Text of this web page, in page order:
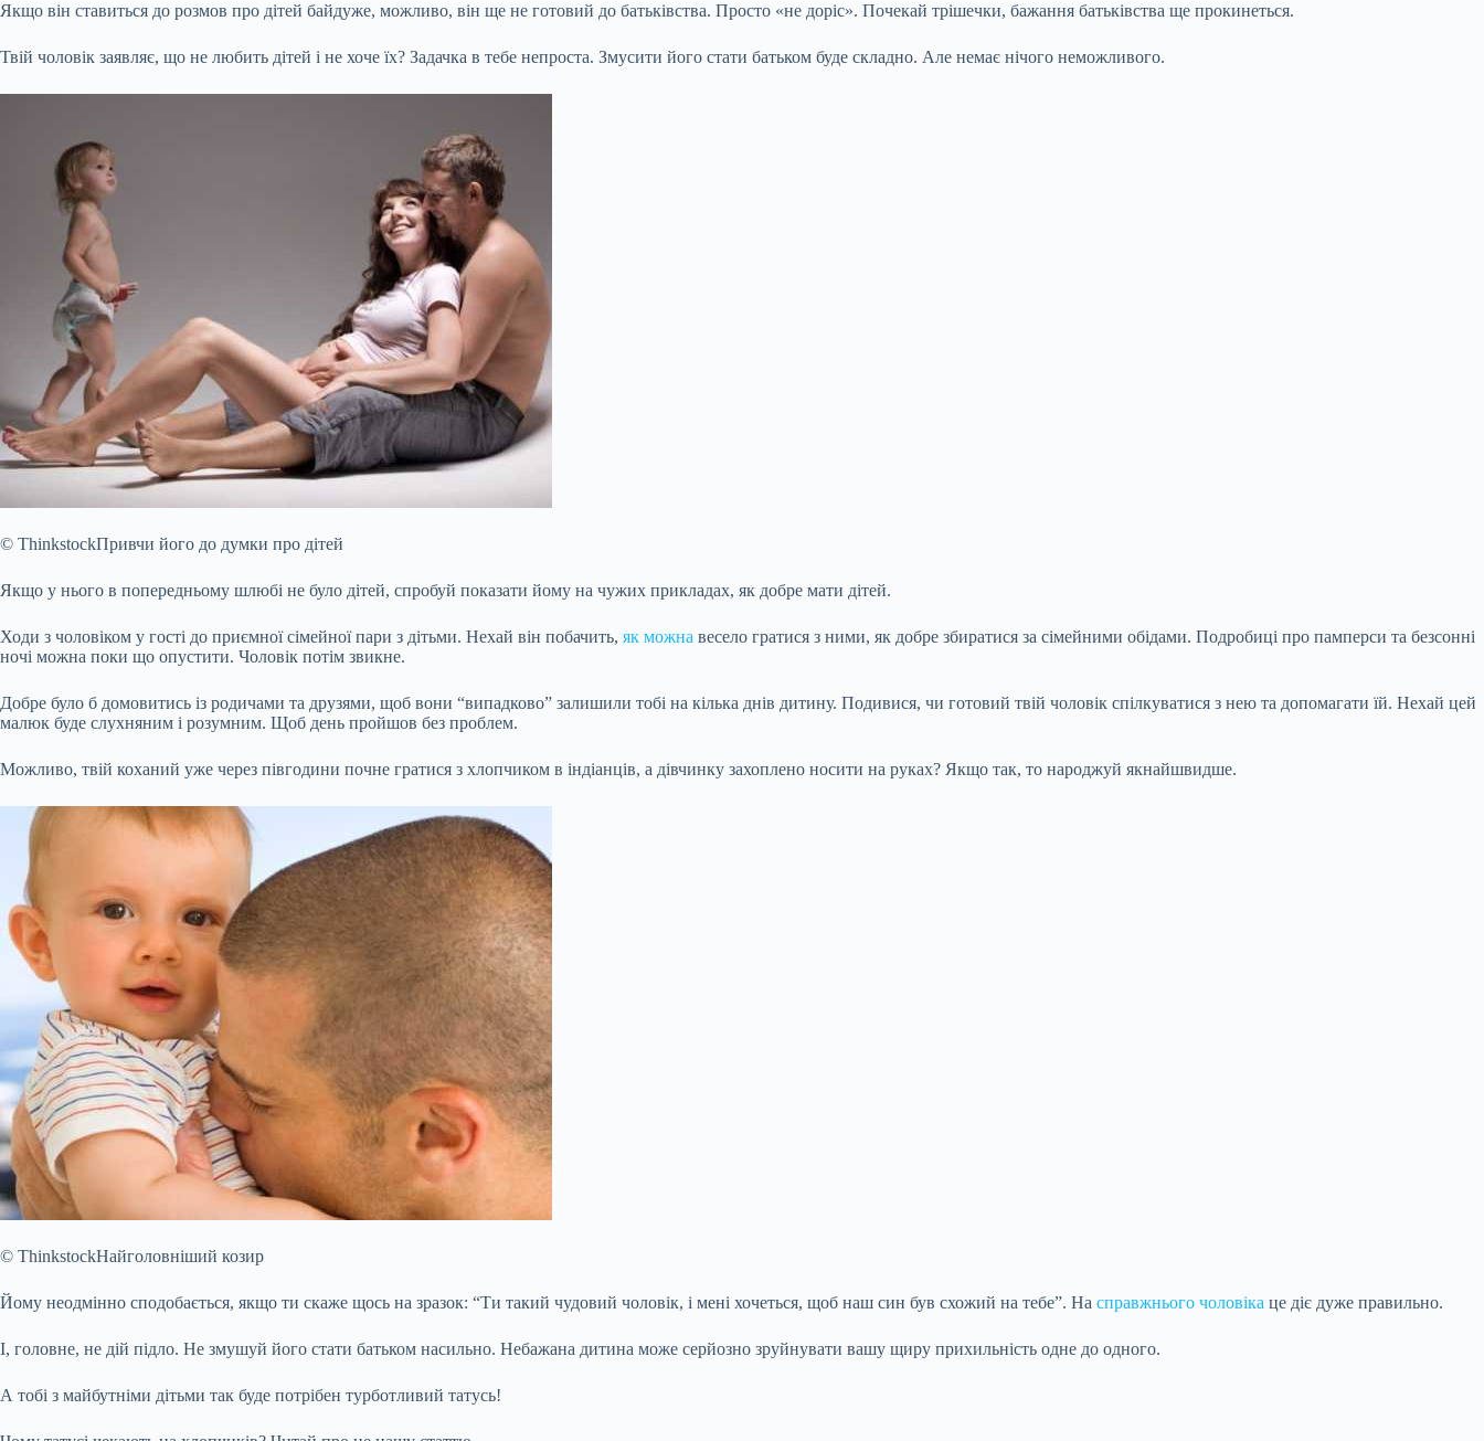
Якщо він ставиться до розмов про дітей байдуже, можливо, він ще не готовий до батьківства. Просто «не доріс». Почекай трішечки, бажання батьківства ще прокинеться.
Твій чоловік заявляє, що не любить дітей і не хоче їх? Задачка в тебе непроста. Змусити його стати батьком буде складно. Але немає нічого неможливого.
© ThinkstockПривчи його до думки про дітей
Якщо у нього в попередньому шлюбі не було дітей, спробуй показати йому на чужих прикладах, як добре мати дітей.
Ходи з чоловіком у гості до приємної сімейної пари з дітьми. Нехай він побачить, як можна весело гратися з ними, як добре збиратися за сімейними обідами. Подробиці про памперси та безсонні
ночі можна поки що опустити. Чоловік потім звикне.
Добре було б домовитись із родичами та друзями, щоб вони “випадково” залишили тобі на кілька днів дитину. Подивися, чи готовий твій чоловік спілкуватися з нею та допомагати їй. Нехай цей
малюк буде слухняним і розумним. Щоб день пройшов без проблем.
Можливо, твій коханий уже через півгодини почне гратися з хлопчиком в індіанців, а дівчинку захоплено носити на руках? Якщо так, то народжуй якнайшвидше.
© ThinkstockНайголовніший козир
Йому неодмінно сподобається, якщо ти скаже щось на зразок: “Ти такий чудовий чоловік, і мені хочеться, щоб наш син був схожий на тебе”. На справжнього чоловіка це діє дуже правильно.
І, головне, не дій підло. Не змушуй його стати батьком насильно. Небажана дитина може серйозно зруйнувати вашу щиру прихильність одне до одного.
А тобі з майбутніми дітьми так буде потрібен турботливий татусь!